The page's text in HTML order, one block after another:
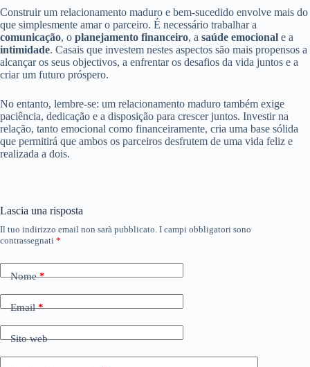
Construir um relacionamento maduro e bem-sucedido envolve mais do
que simplesmente amar o parceiro. É necessário trabalhar a
comunicação, o planejamento financeiro, a saúde emocional e a
intimidade. Casais que investem nestes aspectos são mais propensos a
alcançar os seus objectivos, a enfrentar os desafios da vida juntos e a
criar um futuro próspero.
No entanto, lembre-se: um relacionamento maduro também exige
paciência, dedicação e a disposição para crescer juntos. Investir na
relação, tanto emocional como financeiramente, cria uma base sólida
que permitirá que ambos os parceiros desfrutem de uma vida feliz e
realizada a dois.
Lascia una risposta
Il tuo indirizzo email non sarà pubblicato. I campi obbligatori sono
contrassegnati *
Nome*
Email*
Sito web